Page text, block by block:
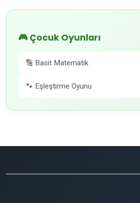
🎮 Çocuk Oyunları
🔢 Basit Matematik
🐾 Eşleştirme Oyunu